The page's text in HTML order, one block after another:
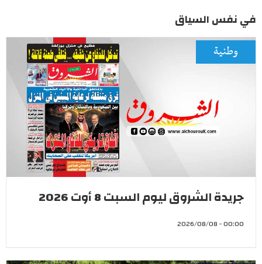
في نفس السياق
وطنية
جريدة الشروق ليوم السبت 8 أوت 2026
00:00 - 2026/08/08